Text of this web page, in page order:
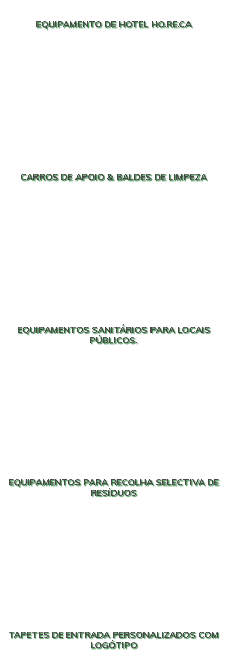
EQUIPAMENTO DE HOTEL HO.RE.CA
CARROS DE APOIO & BALDES DE LIMPEZA
EQUIPAMENTOS SANITÁRIOS PARA LOCAIS
PÚBLICOS.
EQUIPAMENTOS PARA RECOLHA SELECTIVA DE
RESÍDUOS
TAPETES DE ENTRADA PERSONALIZADOS COM
LOGÓTIPO